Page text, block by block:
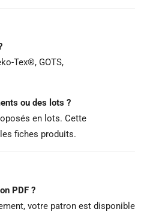
Tex®, GOTS,
ou des lots ?
en lots. Cette
fiches produits.
PDF ?
votre patron est disponible